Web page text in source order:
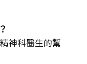
神科醫生的幫